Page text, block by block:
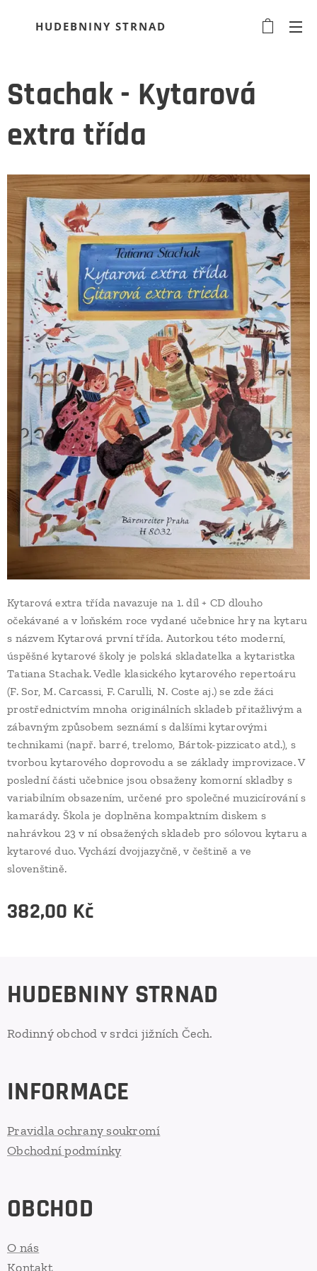
HUDEBNINY STRNAD
Stachak - Kytarová
extra třída
Kytarová extra třída navazuje na 1. díl + CD dlouho
očekávané a v loňském roce vydané učebnice hry na kytaru
s názvem Kytarová první třída. Autorkou této moderní,
úspěšné kytarové školy je polská skladatelka a kytaristka
Tatiana Stachak. Vedle klasického kytarového repertoáru
(F. Sor, M. Carcassi, F. Carulli, N. Coste aj.) se zde žáci
prostřednictvím mnoha originálních skladeb přitažlivým a
zábavným způsobem seznámí s dalšími kytarovými
technikami (např. barré, trelomo, Bártok-pizzicato atd.), s
tvorbou kytarového doprovodu a se základy improvizace. V
poslední části učebnice jsou obsaženy komorní skladby s
variabilním obsazením, určené pro společné muzicírování s
kamarády. Škola je doplněna kompaktním diskem s
nahrávkou 23 v ní obsažených skladeb pro sólovou kytaru a
kytarové duo. Vychází dvojjazyčně, v češtině a ve
slovenštině.
382,00 Kč
HUDEBNINY STRNAD
Rodinný obchod v srdci jižních Čech.
INFORMACE
Pravidla ochrany soukromí
Obchodní podmínky
OBCHOD
O nás
Kontakt